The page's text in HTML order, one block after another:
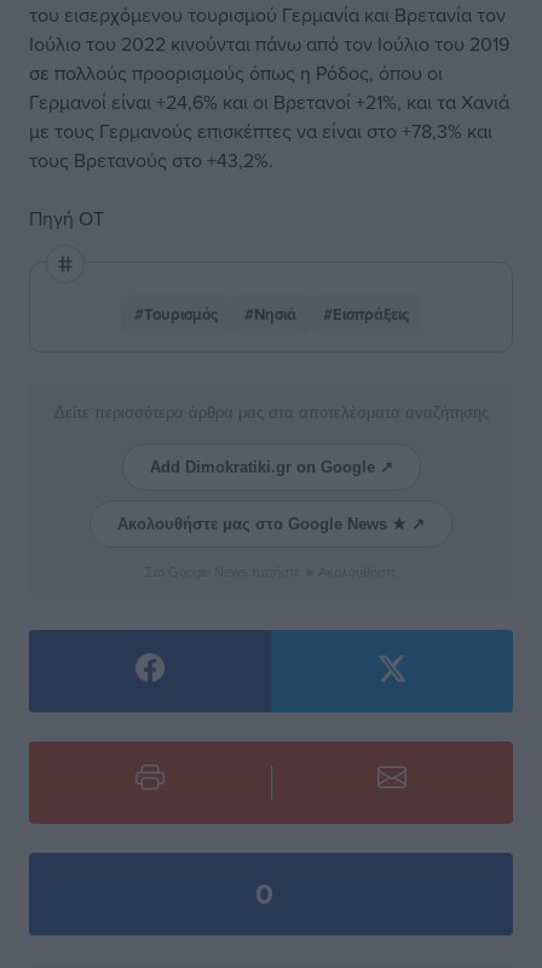
του εισερχόμενου τουρισμού Γερμανία και Βρετανία τον
Ιούλιο του 2022 κινούνται πάνω από τον Ιούλιο του 2019
σε πολλούς προορισμούς όπως η Ρόδος, όπου οι
Γερμανοί είναι +24,6% και οι Βρετανοί +21%, και τα Χανιά
με τους Γερμανούς επισκέπτες να είναι στο +78,3% και
τους Βρετανούς στο +43,2%.
Πηγή ΟΤ
#Τουρισμός #Νησιά #Εισπράξεις
Δείτε περισσότερα άρθρα μας στα αποτελέσματα αναζήτησης
Add Dimokratiki.gr on Google ↗
Ακολουθήστε μας στο Google News ★ ↗
0